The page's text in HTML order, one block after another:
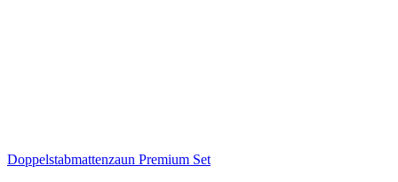
Doppelstabmattenzaun Premium Set